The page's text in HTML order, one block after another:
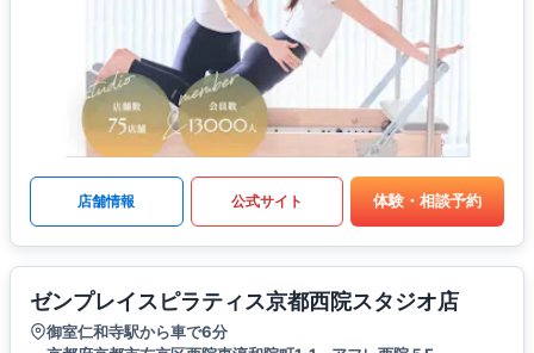
店舗情報 公式サイト 体験・相談予約
ゼンプレイスピラティス京都西院スタジオ店
御室仁和寺駅から車で6分